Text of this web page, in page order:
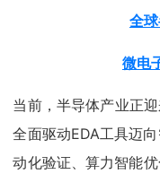
全
微电
当前，半导体产业正
全面驱动EDA工具迈
动化验证、算力智能